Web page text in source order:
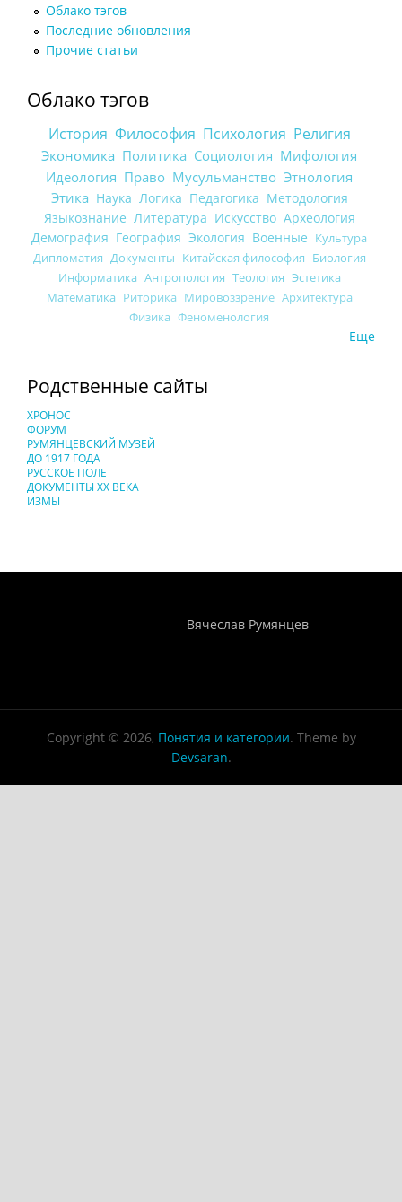
Облако тэгов
Последние обновления
Прочие статьи
Облако тэгов
История Философия Психология Религия
Экономика Политика Социология Мифология
Идеология Право Мусульманство Этнология
Этика Наука Логика Педагогика Методология
Языкознание Литература Искусство Археология
Демография География Экология Военные Культура
Дипломатия Документы Китайская философия Биология
Информатика Антропология Теология Эстетика
Математика Риторика Мировоззрение Архитектура
Физика Феноменология
Еще
Родственные сайты
ХРОНОС
ФОРУМ
РУМЯНЦЕВСКИЙ МУЗЕЙ
ДО 1917 ГОДА
РУССКОЕ ПОЛЕ
ДОКУМЕНТЫ XX ВЕКА
ИЗМЫ
Вячеслав Румянцев
Copyright © 2026, Понятия и категории. Theme by
Devsaran.